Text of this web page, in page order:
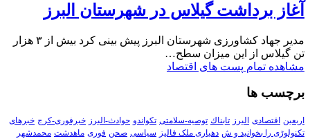
آغاز برداشت گیلاس در شهرستان البرز
مدیر جهاد کشاورزی شهرستان البرز پیش بینی کرد بیش از ۳ هزار
تن گیلاس از این میزان سطح…
مشاهده تمام پست های اقتصاد
برچسب ها
اربعین اقتصادی البرز تابناك توصیه-سلامتی تکواندو حوادث-البرز خبرفوری-کرج خبرهای
تکنولوڑی را بخوانید و ش دهیاری ملک فالیز سیاسی صحن فوری ماهدشت محمدشهر